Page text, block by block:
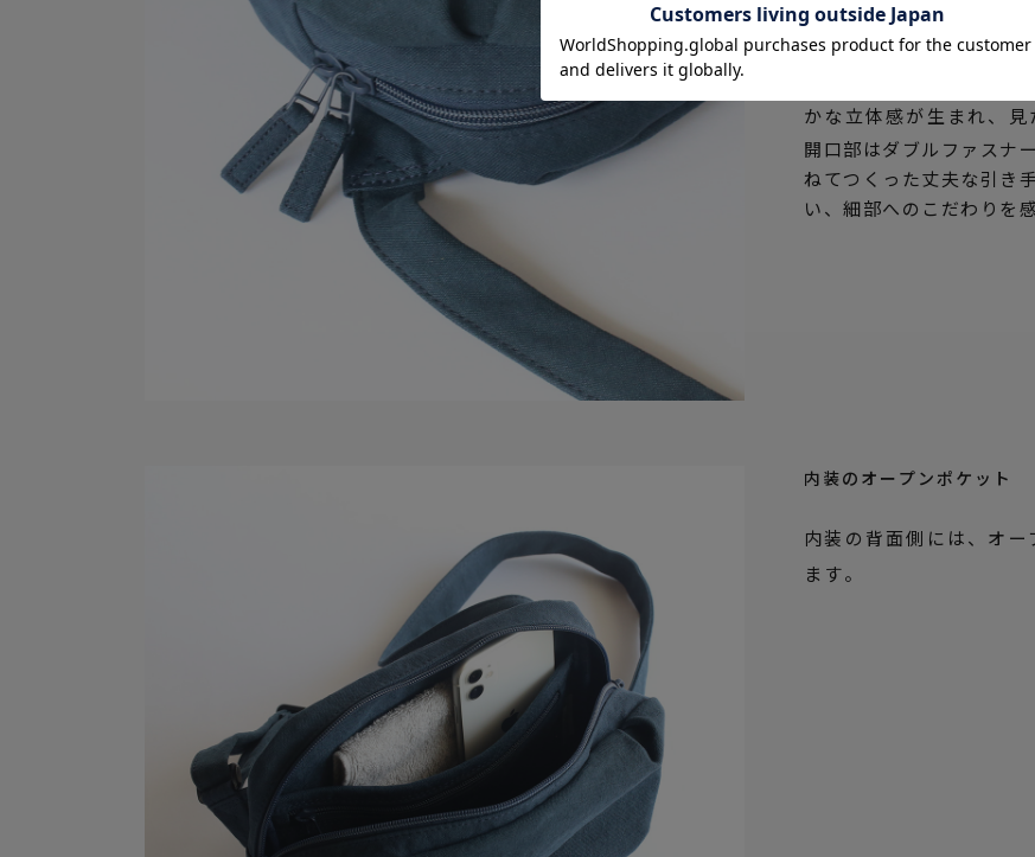
しくなめらかに。
メイン収納部は生地を
かな立体感が生まれ、見
開口部はダブルファスナ
ねてつくった丈夫な引き
い、細部へのこだわりを
内装のオープンポケット
内装の背面側には、オ
ます。